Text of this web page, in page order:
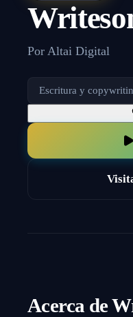
Por Altai Digital
Escritura y
Acerca de